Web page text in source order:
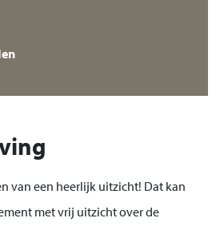
van een heerlijk uitzicht! Dat kan
met vrij uitzicht over de